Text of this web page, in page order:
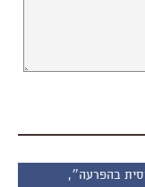
״בוסית בהפרעה״,